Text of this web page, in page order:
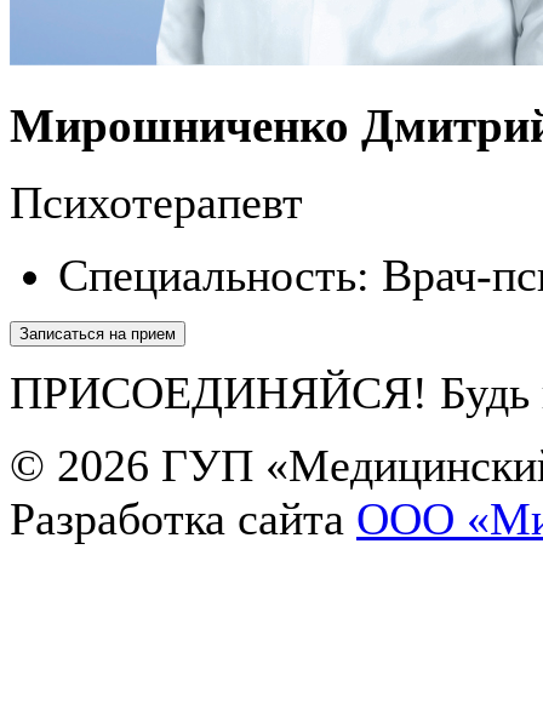
Мирошниченко
Психотерапевт
Специальность: Врач-
Записаться на прием
ПРИСОЕДИНЯЙСЯ! Будь в
© 2026 ГУП
Разработка сайта OOO
Здравствуйте! Чем я могу Вам помочь?